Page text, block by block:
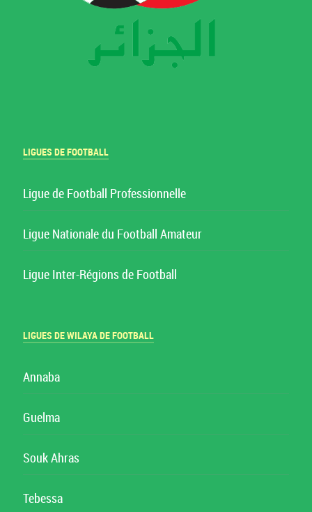
LIGUES DE FOOTBALL
Ligue de Football Professionnelle
Ligue Nationale du Football Amateur
Ligue Inter-Régions de Football
LIGUES DE WILAYA DE FOOTBALL
Annaba
Guelma
Souk Ahras
Tebessa